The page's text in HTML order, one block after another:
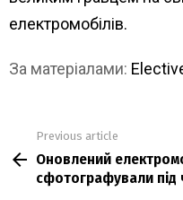
електромобілів.
За матеріалами:
more
Previous article
Оновлений
сфотографували під